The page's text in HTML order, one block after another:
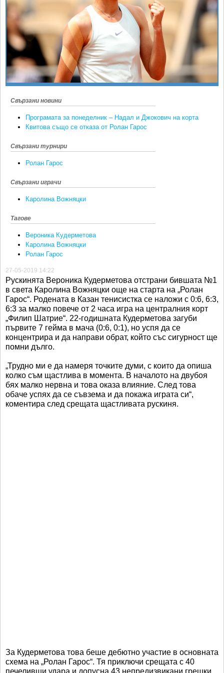
SOFIA OPEN
КЛУБОВЕ
БЛОГ
ВИДЕО
ЖЪЛТО
Ретро
Спорт&Фитнес
Други
Любители
Свързани новини
Програмата за понеделник – Надал и Джокович на корта
Квитова също се отказа от Ролан Гарос
Свързани турнири
Ролан Гарос
Свързани играчи
Каролина Вожняцки
Тагове
Вероника Кудерметова
Каролина Вожняцки
Ролан Гарос
27-05-2019 14:22
Рускинята Вероника Кудерметова отстрани бившата №1
в света Каролина Вожняцки още на старта на „Ролан
Гарос“. Родената в Казан тенисистка се наложи с 0:6, 6:3,
6:3 за малко повече от 2 часа игра на централния корт
„Филип Шатрие“. 22-годишната Кудерметова загуби
първите 7 гейма в мача (0:6, 0:1), но успя да се
концентрира и да направи обрат, който със сигурност ще
помни дълго.
„Трудно ми е да намеря точките думи, с които да опиша
колко съм щастлива в момента. В началото на двубоя
бях малко нервна и това оказа влияние. След това
обаче успях да се съвзема и да покажа играта си“,
коментира след срещата щастливата рускиня.
За Кудерметова това беше дебютно участие в основната
схема на „Ролан Гарос“. Тя приключи срещата с 40
печеливши удара и допусна 43 непредизвикани грешки.